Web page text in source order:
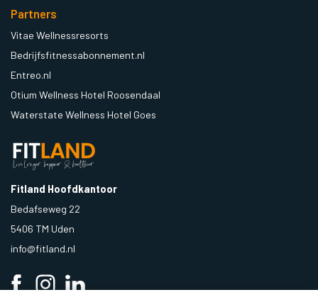
Partners
Vitae Wellnessresorts
Bedrijfsfitnessabonnement.nl
Entreo.nl
Otium Wellness Hotel Roosendaal
Waterstate Wellness Hotel Goes
Fitland Hoofdkantoor
Bedafseweg 22
5406 TM Uden
info@fitland.nl